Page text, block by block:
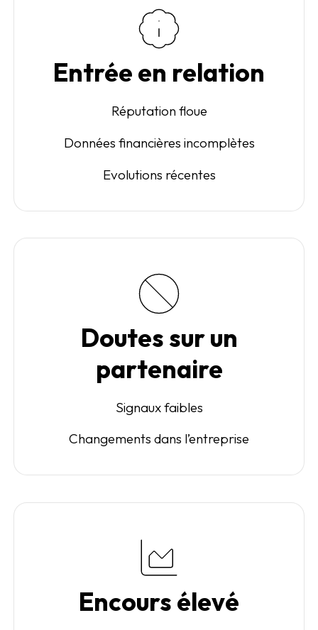
Entrée en relation
Réputation floue
Données financières incomplètes
Evolutions récentes
Doutes sur un
partenaire
Signaux faibles
Changements dans l’entreprise
Encours élevé